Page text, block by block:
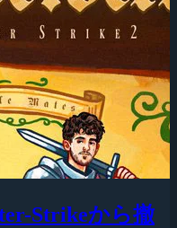
Strikeから撤